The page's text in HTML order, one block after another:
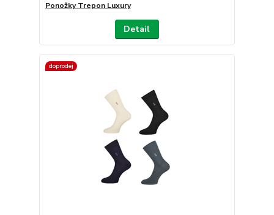
Ponožky Trepon Luxury
Detail
doprodej